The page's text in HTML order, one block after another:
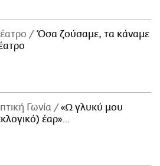
Όσα ζούσαμε, τα κάναμε
Γωνία
«Ω γλυκύ μου
έαρ»…